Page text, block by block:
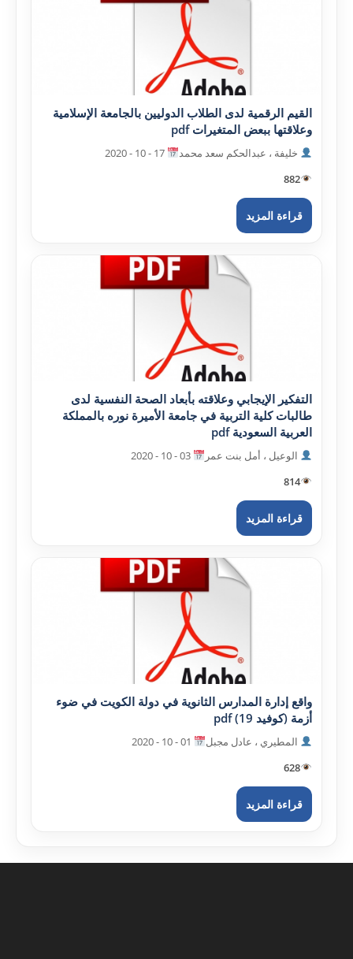
القيم الرقمية لدى الطلاب الدوليين بالجامعة الإسلامية
وعلاقتها ببعض المتغيرات pdf
خليفة ، عبدالحکم سعد محمد
882
قراءة المزيد
التفکير الإيجابي وعلاقته بأبعاد الصحة النفسية لدى
طالبات کلية التربية في جامعة الأميرة نوره بالمملکة
العربية السعودية pdf
الوعيل ، أمل بنت عمر
814
قراءة المزيد
واقع إدارة المدارس الثانوية في دولة الکويت في ضوء
أزمة (کوفيد 19) pdf
المطيري ، عادل مجبل
628
قراءة المزيد